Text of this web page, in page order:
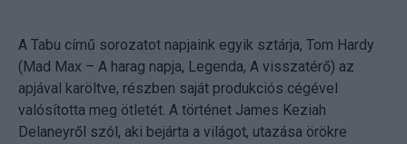
A Tabu című sorozatot napjaink egyik sztárja, Tom Hardy
(Mad Max – A harag napja, Legenda, A visszatérő) az
apjával karöltve, részben saját produkciós cégével
valósította meg ötletét. A történet James Keziah
Delaneyről szól, aki bejárta a világot, utazása örökre